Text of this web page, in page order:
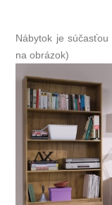
Nábytok je súčasťou
na obrázok)